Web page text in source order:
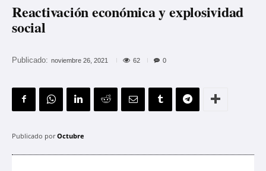
Reactivación económica y explosividad
social
Publicado: noviembre 26, 2021 62 0
Publicado por Octubre